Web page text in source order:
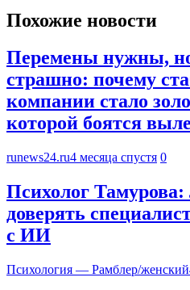
Похожие новости
Перемены нужны,
страшно: почему
компании стало
которой боятся
runews24.ru4 месяца спустя 0
Психолог
доверять
с ИИ
Психология — Рамблер/женский